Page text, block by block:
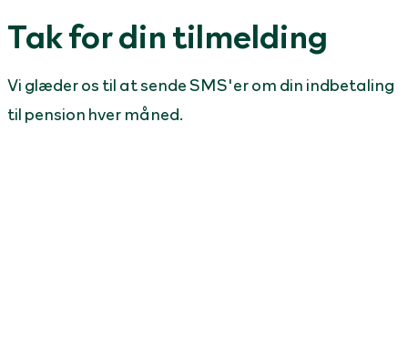
Tak for din tilmelding
Vi glæder os til at sende SMS'er om din indbetaling
til pension hver måned.